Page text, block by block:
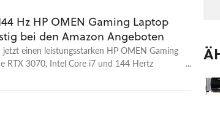
Hz HP OMEN Gaming Laptop
bei den Amazon Angeboten
einen leistungsstarken HP OMEN Gaming
RTX 3070, Intel Core i7 und 144 Hertz